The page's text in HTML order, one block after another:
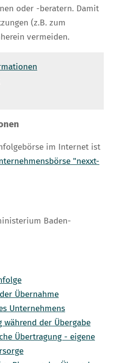
oder -beratern. Damit
(z.B. zum
vermeiden.
im Internet ist
"nexxt-
Baden-
Übernahme
Unternehmens
während der Übergabe
Übertragung - eigene